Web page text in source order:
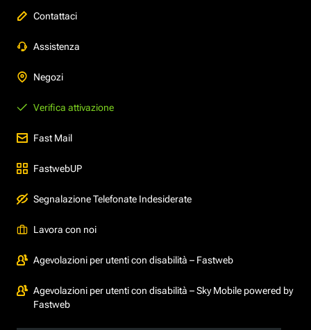
Contattaci
Assistenza
Negozi
Verifica attivazione
Fast Mail
FastwebUP
Segnalazione Telefonate Indesiderate
Lavora con noi
Agevolazioni per utenti con disabilità – Fastweb
Agevolazioni per utenti con disabilità – Sky Mobile powered by
Fastweb